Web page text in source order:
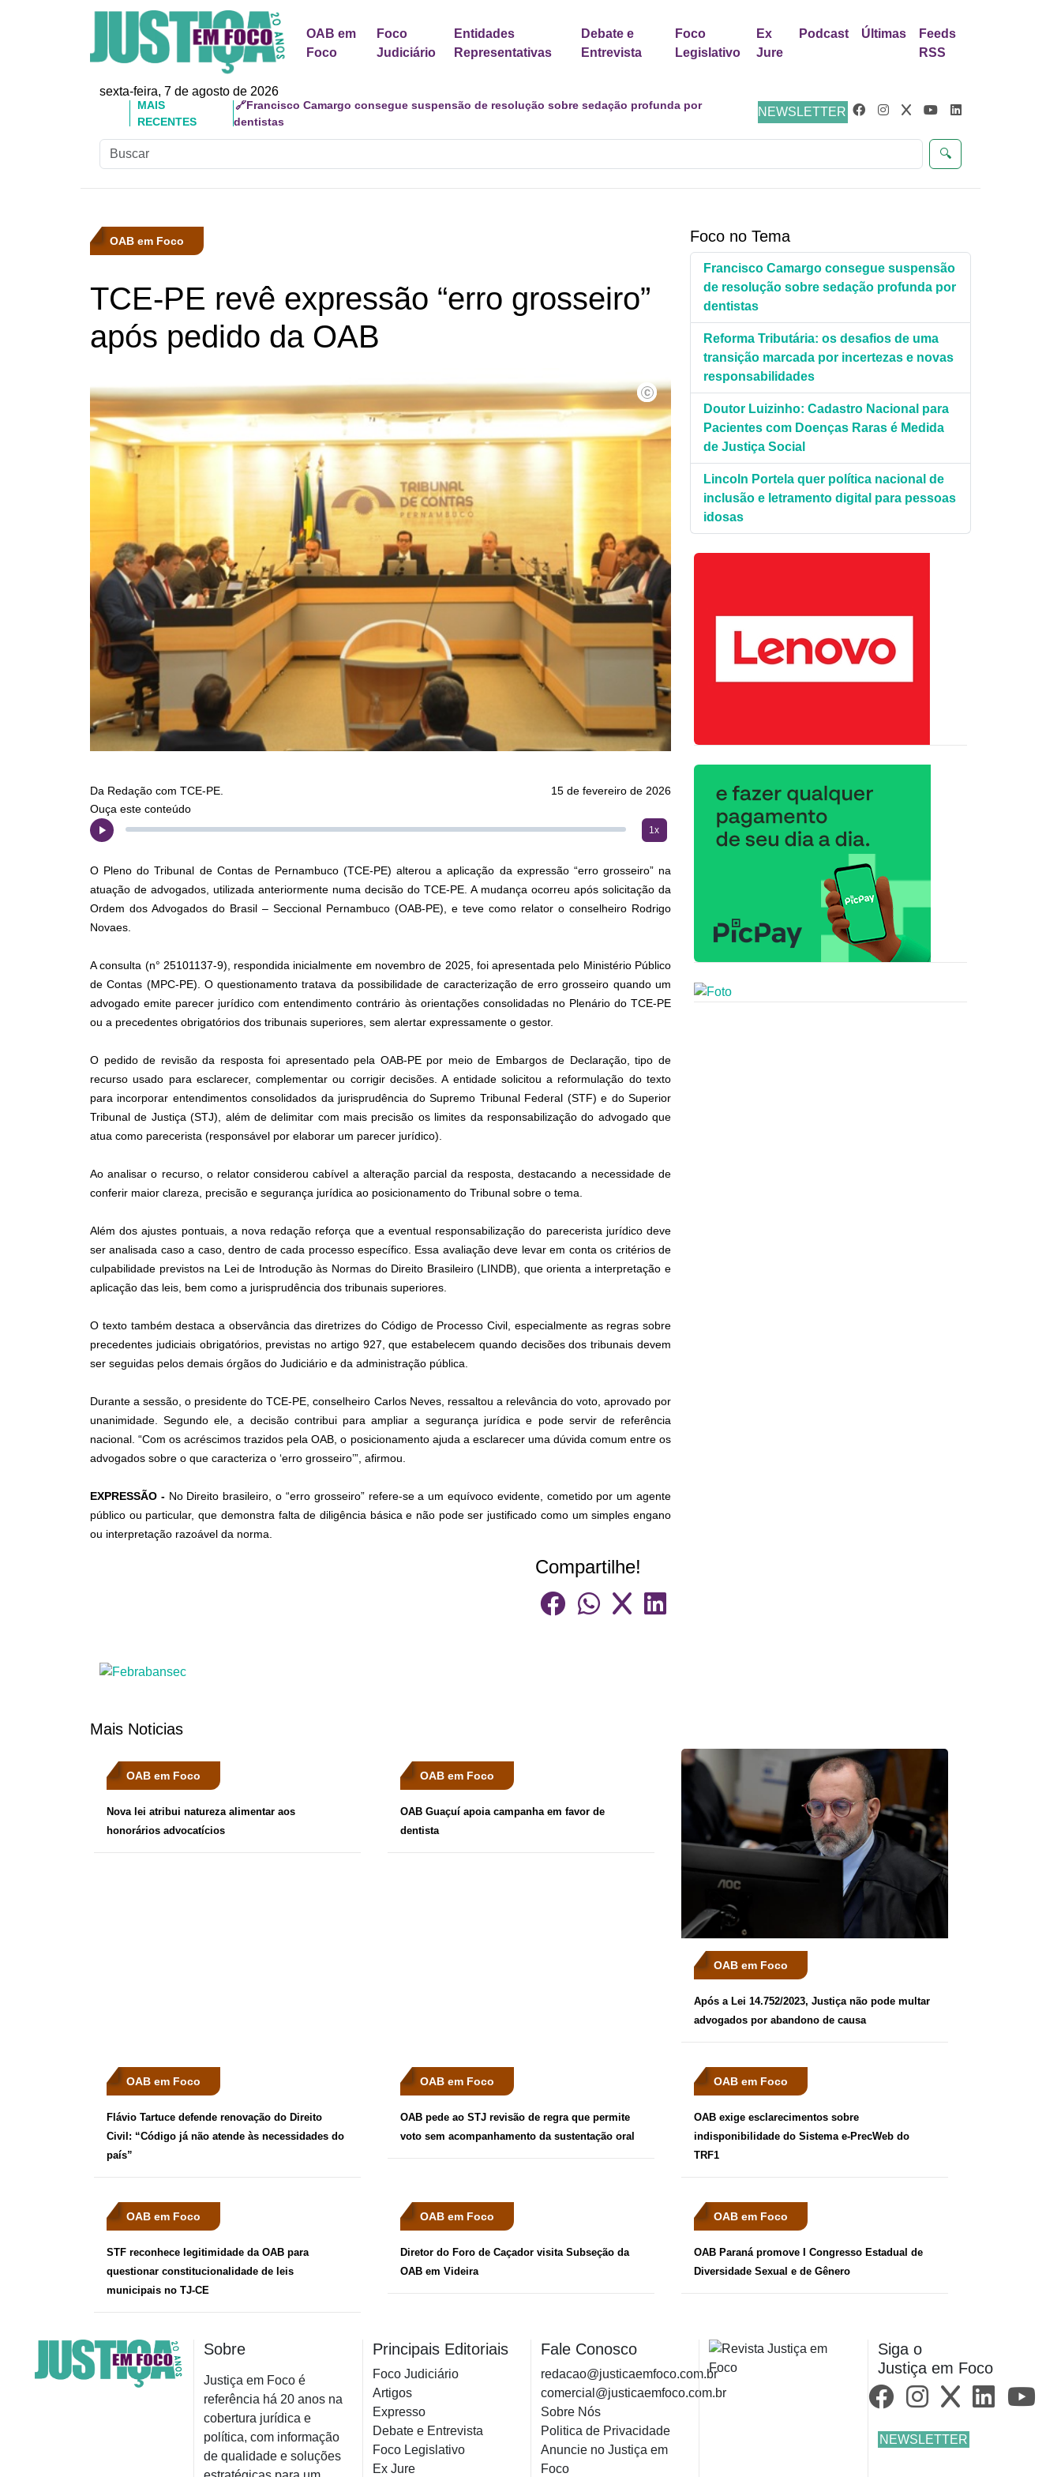
OAB em
Foco
Foco
Judiciário
Entidades
Representativas
Debate e
Entrevista
Foco
Legislativo
Ex
Jure
Podcast Últimas
Feeds
RSS
sexta-feira, 7 de agosto de 2026
NEWSLETTER
🔍
MAIS
RECENTES
🔗Reforma Tributária: os desafios de uma transição marcada por incertezas e novas
responsabilidades
OAB em Foco
TCE-PE revê expressão “erro grosseiro”
após pedido da OAB
Da Redação com TCE-PE.
15 de fevereiro de 2026
Ouça este conteúdo
1x
O Pleno do Tribunal de Contas de Pernambuco (TCE-PE) alterou a aplicação da expressão “erro grosseiro” na
atuação de advogados, utilizada anteriormente numa decisão do TCE-PE. A mudança ocorreu após solicitação da
Ordem dos Advogados do Brasil – Seccional Pernambuco (OAB-PE), e teve como relator o conselheiro Rodrigo
Novaes.
A consulta (n° 25101137-9), respondida inicialmente em novembro de 2025, foi apresentada pelo Ministério Público
de Contas (MPC-PE). O questionamento tratava da possibilidade de caracterização de erro grosseiro quando um
advogado emite parecer jurídico com entendimento contrário às orientações consolidadas no Plenário do TCE-PE
ou a precedentes obrigatórios dos tribunais superiores, sem alertar expressamente o gestor.
O pedido de revisão da resposta foi apresentado pela OAB-PE por meio de Embargos de Declaração, tipo de
recurso usado para esclarecer, complementar ou corrigir decisões. A entidade solicitou a reformulação do texto
para incorporar entendimentos consolidados da jurisprudência do Supremo Tribunal Federal (STF) e do Superior
Tribunal de Justiça (STJ), além de delimitar com mais precisão os limites da responsabilização do advogado que
atua como parecerista (responsável por elaborar um parecer jurídico).
Ao analisar o recurso, o relator considerou cabível a alteração parcial da resposta, destacando a necessidade de
conferir maior clareza, precisão e segurança jurídica ao posicionamento do Tribunal sobre o tema.
Além dos ajustes pontuais, a nova redação reforça que a eventual responsabilização do parecerista jurídico deve
ser analisada caso a caso, dentro de cada processo específico. Essa avaliação deve levar em conta os critérios de
culpabilidade previstos na Lei de Introdução às Normas do Direito Brasileiro (LINDB), que orienta a interpretação e
aplicação das leis, bem como a jurisprudência dos tribunais superiores.
O texto também destaca a observância das diretrizes do Código de Processo Civil, especialmente as regras sobre
precedentes judiciais obrigatórios, previstas no artigo 927, que estabelecem quando decisões dos tribunais devem
ser seguidas pelos demais órgãos do Judiciário e da administração pública.
Durante a sessão, o presidente do TCE-PE, conselheiro Carlos Neves, ressaltou a relevância do voto, aprovado por
unanimidade. Segundo ele, a decisão contribui para ampliar a segurança jurídica e pode servir de referência
nacional. “Com os acréscimos trazidos pela OAB, o posicionamento ajuda a esclarecer uma dúvida comum entre os
advogados sobre o que caracteriza o ‘erro grosseiro’”, afirmou.
EXPRESSÃO -No Direito brasileiro, o “erro grosseiro” refere-se a um equívoco evidente, cometido por um agente
público ou particular, que demonstra falta de diligência básica e não pode ser justificado como um simples engano
ou interpretação razoável da norma.
Compartilhe!
Foco no Tema
Francisco Camargo consegue suspensão
de resolução sobre sedação profunda por
dentistas
Reforma Tributária: os desafios de uma
transição marcada por incertezas e novas
responsabilidades
Doutor Luizinho: Cadastro Nacional para
Pacientes com Doenças Raras é Medida
de Justiça Social
Lincoln Portela quer política nacional de
inclusão e letramento digital para pessoas
idosas
Mais Noticias
OAB em Foco
Nova lei atribui natureza alimentar aos
honorários advocatícios
OAB em Foco
OAB Guaçuí apoia campanha em favor de
dentista
OAB em Foco
Após a Lei 14.752/2023, Justiça não pode multar
advogados por abandono de causa
OAB em Foco
Flávio Tartuce defende renovação do Direito
Civil: “Código já não atende às necessidades do
país”
OAB em Foco
OAB pede ao STJ revisão de regra que permite
voto sem acompanhamento da sustentação oral
OAB em Foco
OAB exige esclarecimentos sobre
indisponibilidade do Sistema e-PrecWeb do
TRF1
OAB em Foco
STF reconhece legitimidade da OAB para
questionar constitucionalidade de leis
municipais no TJ-CE
OAB em Foco
Diretor do Foro de Caçador visita Subseção da
OAB em Videira
OAB em Foco
OAB Paraná promove I Congresso Estadual de
Diversidade Sexual e de Gênero
Sobre
Justiça em Foco é
referência há 20 anos na
cobertura jurídica e
política, com informação
de qualidade e soluções
Principais Editoriais
Foco Judiciário
Artigos
Expresso
Debate e Entrevista
Foco Legislativo
Ex Jure
Fale Conosco
redacao@justicaemfoco.com.br
comercial@justicaemfoco.com.br
Sobre Nós
Politica de Privacidade
Anuncie no Justiça em
Foco
Siga o
Justiça em Foco
NEWSLETTER